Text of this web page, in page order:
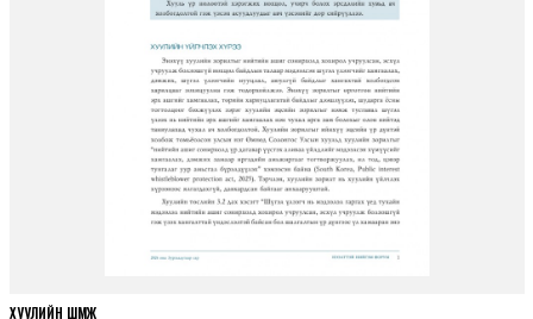
ХУУЛИЙН ШҮҮМЖ